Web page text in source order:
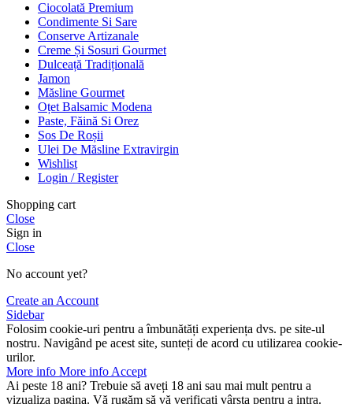
Ciocolată Premium
Condimente Si Sare
Conserve Artizanale
Creme Și Sosuri Gourmet
Dulceață Tradițională
Jamon
Măsline Gourmet
Oțet Balsamic Modena
Paste, Făină Si Orez
Sos De Roșii
Ulei De Măsline Extravirgin
Wishlist
Login / Register
Shopping cart
Close
Sign in
Close
No account yet?
Create an Account
Sidebar
Folosim cookie-uri pentru a îmbunătăți experiența dvs. pe site-ul
nostru. Navigând pe acest site, sunteți de acord cu utilizarea cookie-
urilor.
More info More info Accept
Ai peste 18 ani? Trebuie să aveți 18 ani sau mai mult pentru a
vizualiza pagina. Vă rugăm să vă verificați vârsta pentru a intra.